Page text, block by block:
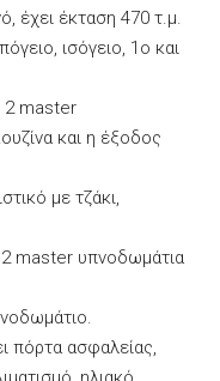
έχει έκταση 470 τ.μ.
ισόγειο, 1ο και
2 master
και η έξοδος
με τζάκι,
master υπνοδωμάτια
πόρτα ασφαλείας,